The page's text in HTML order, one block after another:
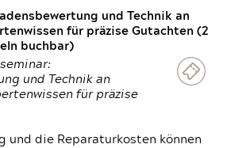
und Technik an
für präzise Gutachten (2
buchbar)
und Technik an
für präzise
und die Reparaturkosten können